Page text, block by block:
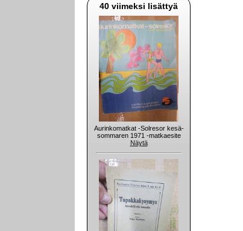
40 viimeksi lisättyä
Aurinkomatkat -Solresor kesä-
sommaren 1971 -matkaesite
Näytä